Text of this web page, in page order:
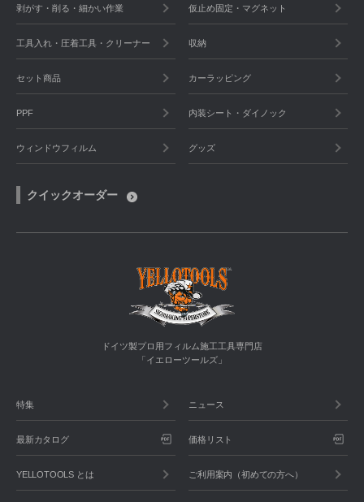
剥がす・削る・細かい作業 仮止め固定・マグネット
工具入れ・圧着工具・クリーナー 収納
セット商品 カーラッピング
PPF 内装シート・ダイノック
ウィンドウフィルム グッズ
クイックオーダー
ドイツ製プロ用フィルム施工工具専門店
「イエローツールズ」
特集 ニュース
最新カタログ 価格リスト
YELLOTOOLS とは ご利用案内（初めての方へ）